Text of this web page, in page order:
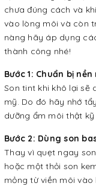
chưa đúng cách và
vào lòng môi và còn
nàng hãy áp dụng
thành công nhé!
Bước 1: Chuẩn bị
Son tint khi khô lại sẽ
mỹ. Do đó hãy nhớ
dưỡng ẩm môi thật
Bước 2: Dùng son
Thay vì quẹt ngay
hoặc một thỏi son
mỏng từ viền môi